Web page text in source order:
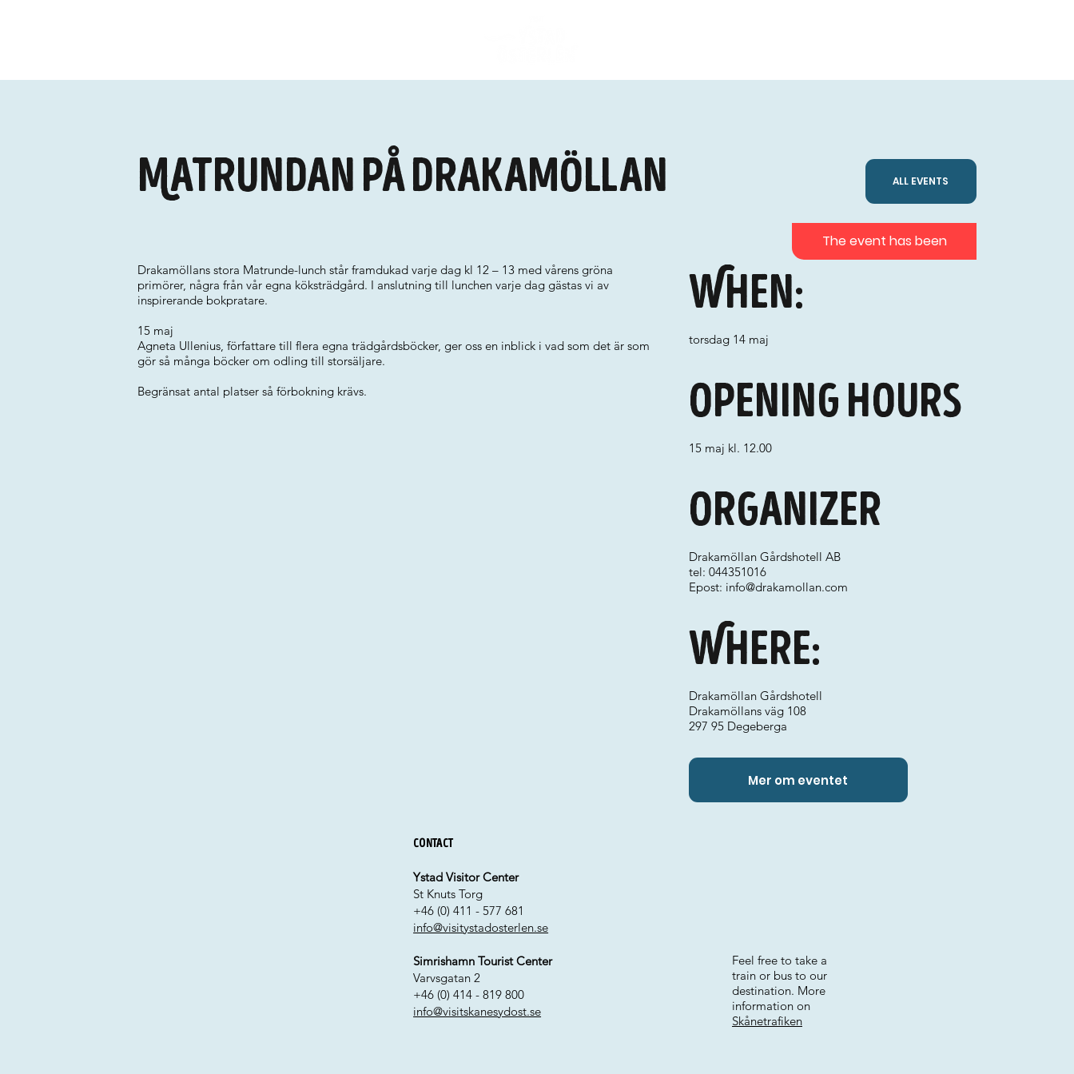
Matrundan på Drakamöllan ALL EVENTS
Drakamöllans stora Matrunde-lunch står framdukad varje dag kl 12 – 13 med vårens gröna
primörer, några från vår egna köksträdgård. I anslutning till lunchen varje dag gästas vi av
inspirerande bokpratare.
15 maj
Agneta Ullenius, författare till flera egna trädgårdsböcker, ger oss en inblick i vad som det är som
gör så många böcker om odling till storsäljare.
Begränsat antal platser så förbokning krävs.
When:
torsdag 14 maj
Where:
Organizer
Drakamöllan Gårdshotell AB
tel: 044351016
Epost: info@drakamollan.com
Drakamöllan Gårdshotell
Drakamöllans väg 108
297 95 Degeberga
Opening hours
15 maj kl. 12.00
Mer om eventet
The event has been
Contact
Ystad Visitor Center
St Knuts Torg
+46 (0) 411 - 577 681
info@visitystadosterlen.se
Simrishamn Tourist Center
Varvsgatan 2
+46 (0) 414 - 819 800
info@visitskanesydost.se
Feel free to take a
train or bus to our
destination. More
information on
Skånetrafiken